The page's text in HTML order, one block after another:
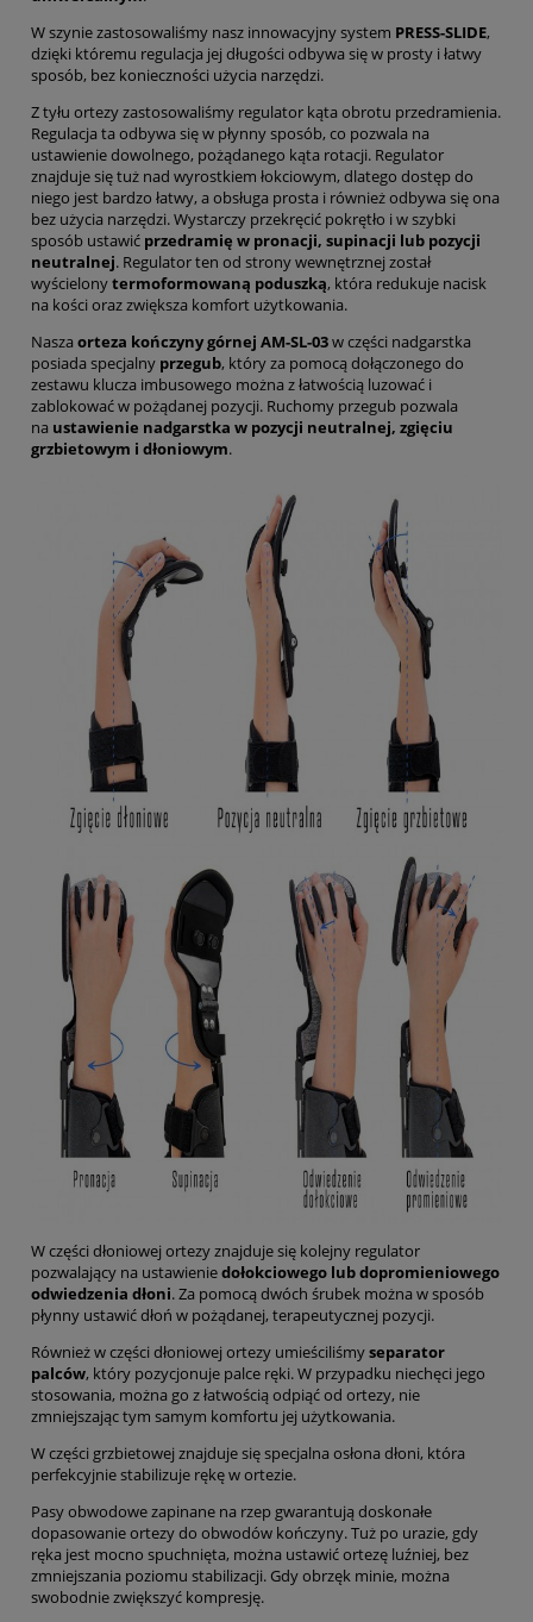
W szynie zastosowaliśmy nasz innowacyjny system PRESS-SLIDE,
dzięki któremu regulacja jej długości odbywa się w prosty i łatwy
sposób, bez konieczności użycia narzędzi.
Z tyłu ortezy zastosowaliśmy regulator kąta obrotu przedramienia.
Regulacja ta odbywa się w płynny sposób, co pozwala na
ustawienie dowolnego, pożądanego kąta rotacji. Regulator
znajduje się tuż nad wyrostkiem łokciowym, dlatego dostęp do
niego jest bardzo łatwy, a obsługa prosta i również odbywa się ona
bez użycia narzędzi. Wystarczy przekręcić pokrętło i w szybki
sposób ustawić przedramię w pronacji, supinacji lub pozycji
neutralnej. Regulator ten od strony wewnętrznej został
wyścielonytermoformowaną poduszką, która redukuje nacisk
na kości oraz zwiększa komfort użytkowania.
Nasza orteza kończyny górnej AM-SL-03w części nadgarstka
posiada specjalny przegub, który za pomocą dołączonego do
zestawu klucza imbusowego można z łatwością luzować i
zablokować w pożądanej pozycji. Ruchomy przegub pozwala
na ustawienie nadgarstka w pozycji neutralnej, zgięciu
grzbietowym i dłoniowym.
W części dłoniowej ortezy znajduje się kolejny regulator
pozwalający na ustawieniedołokciowego lub dopromieniowego
odwiedzenia dłoni. Za pomocą dwóch śrubek można w sposób
płynny ustawić dłoń w pożądanej, terapeutycznej pozycji.
Również w części dłoniowej ortezy umieściliśmyseparator
palców, który pozycjonuje palce ręki. W przypadku niechęci jego
stosowania, można go z łatwością odpiąć od ortezy, nie
zmniejszając tym samym komfortu jej użytkowania.
W części grzbietowej znajduje się specjalna osłona dłoni, która
perfekcyjnie stabilizuje rękę w ortezie.
Pasy obwodowe zapinane na rzep gwarantują doskonałe
dopasowanie ortezy do obwodów kończyny. Tuż po urazie, gdy
ręka jest mocno spuchnięta, można ustawić ortezę luźniej, bez
zmniejszania poziomu stabilizacji. Gdy obrzęk minie, można
swobodnie zwiększyć kompresję.